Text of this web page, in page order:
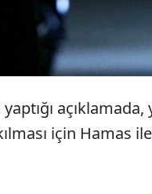
için Hamas